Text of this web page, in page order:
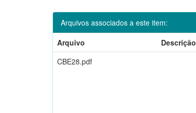
Arquivos associados a este item:
Arquivo
Descrição
CBE28.pdf